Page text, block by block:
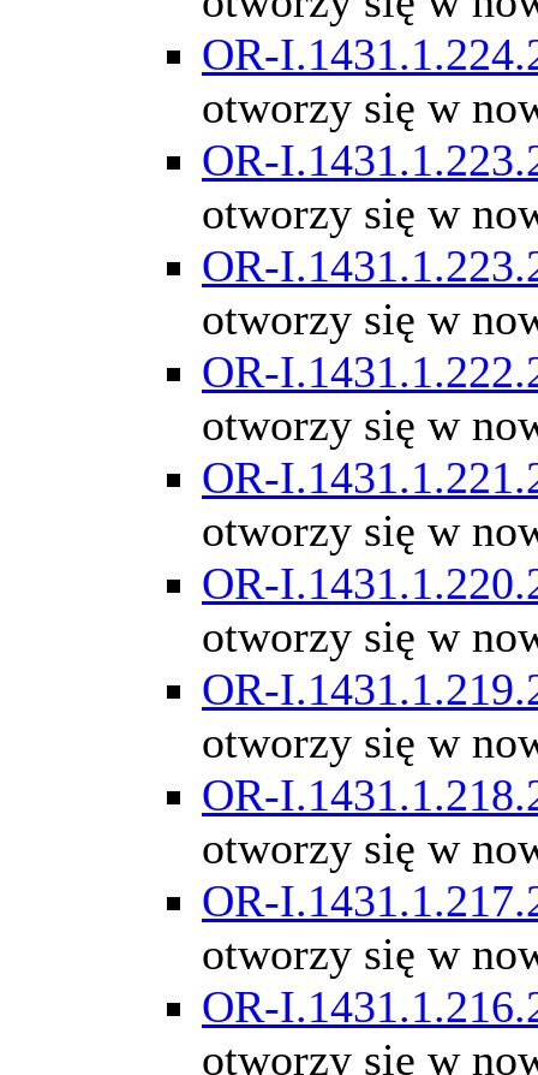
OR-
otworzy się w
OR-
otworzy się w
OR-
otworzy się w
OR-
otworzy się w
OR-
otworzy się w
OR-
otworzy się w
OR-
otworzy się w
OR-
otworzy się w
OR-
otworzy się w
OR-
otworzy się w